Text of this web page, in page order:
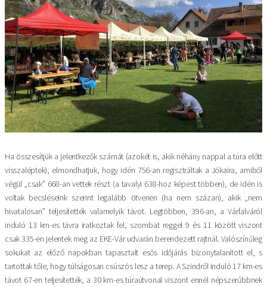
Ha összesítjük a jelentkezők számát (azokét is, akik néhány nappal a túra előtt
visszaléptek), elmondhatjuk, hogy idén 756-an regisztráltak a Jókaira, amiből
végül „csak” 668-an vettek részt (a tavalyi 638-hoz képest többen), de idén is
voltak becsléseink szerint legalább ötvenen (ha nem százan), akik „nem
hivatalosan” teljesítették valamelyik távot. Legtöbben, 396-an, a Várfalváról
induló 13 km-es távra iratkoztak fel, szombat reggel 9 és 11 között viszont
csak 335-en jelentek meg az EKE-Vár udvarán berendezett rajtnál. Valószínűleg
sokukat az előző napokban tapasztalt esős időjárás bizonytalanított el, s
tartottak tőle, hogy túlságosan csúszós lesz a terep. A Szindről induló 17 km-es
távot 67-en teljesítették, a 30 km-es túraútvonal viszont ennél népszerűbbnek